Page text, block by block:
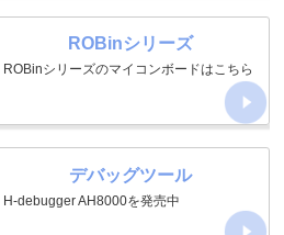
ROBinシリーズ
ROBinシリーズのマイコンボードはこちら
デバッグツール
H-debugger AH8000を発売中